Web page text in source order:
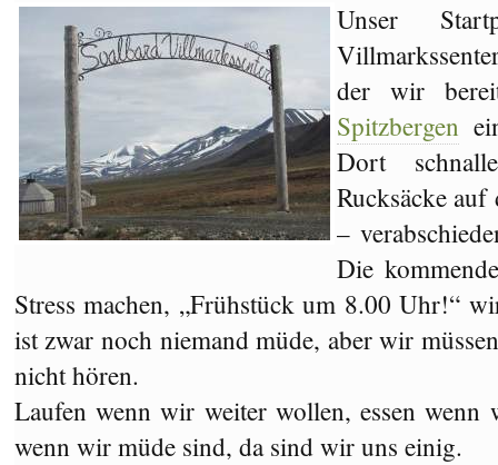
Unser
der wir
Spitzbergen
Dort
Rucksäcke
–
Die
Stress machen, „Frühstück um 8.00 Uhr!“
ist zwar noch niemand müde, aber wir
nicht hören.
Laufen wenn wir weiter wollen, essen wenn
wenn wir müde sind, da sind wir uns einig.